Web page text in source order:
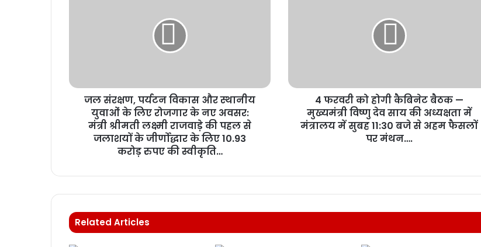
जल संरक्षण, पर्यटन विकास और स्थानीय
युवाओं के लिए रोजगार के नए अवसर:
मंत्री श्रीमती लक्ष्मी राजवाड़े की पहल से
जलाशयों के जीर्णोद्धार के लिए 10.93
करोड़ रुपए की स्वीकृति…
4 फरवरी को होगी कैबिनेट बैठक —
मुख्यमंत्री विष्णु देव साय की अध्यक्षता में
मंत्रालय में सुबह 11:30 बजे से अहम फैसलों
पर मंथन….
Related Articles